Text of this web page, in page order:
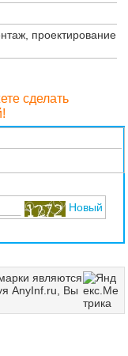
проектирование
сделать
Новый
являются
AnyInf.ru, Вы